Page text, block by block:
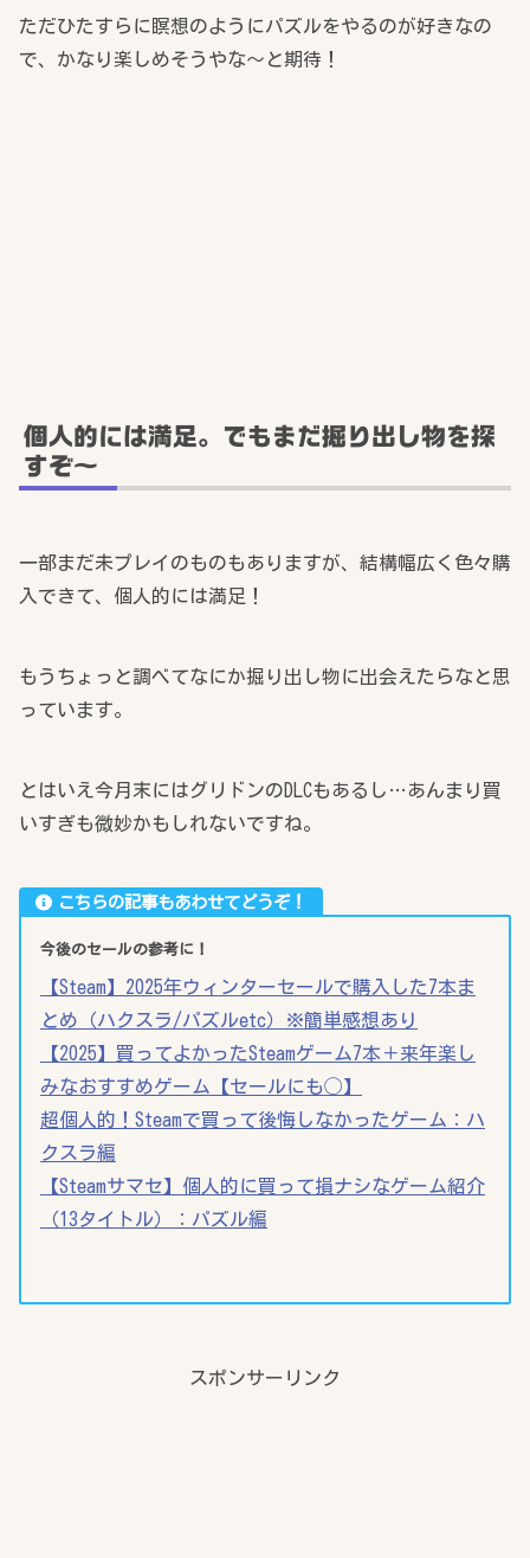
ただひたすらに瞑想のようにパズルをやるのが好きなの
で、かなり楽しめそうやな～と期待！
個人的には満足。でもまだ掘り出し物を探
すぞ～
一部まだ未プレイのものもありますが、結構幅広く色々購
入できて、個人的には満足！
もうちょっと調べてなにか掘り出し物に出会えたらなと思
っています。
とはいえ今月末にはグリドンのDLCもあるし…あんまり買
いすぎも微妙かもしれないですね。
こちらの記事もあわせてどうぞ！
今後のセールの参考に！
【Steam】2025年ウィンターセールで購入した7本ま
とめ（ハクスラ/パズルetc）※簡単感想あり
【2025】買ってよかったSteamゲーム7本＋来年楽し
みなおすすめゲーム【セールにも◯】
超個人的！Steamで買って後悔しなかったゲーム：ハ
クスラ編
【Steamサマセ】個人的に買って損ナシなゲーム紹介
（13タイトル）：パズル編
スポンサーリンク